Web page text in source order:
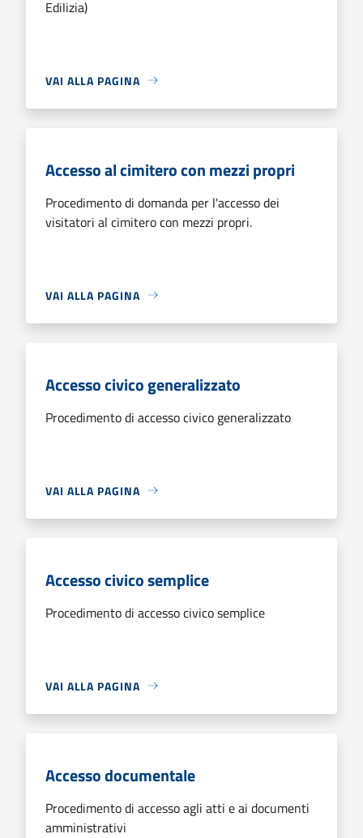
Edilizia)
VAI ALLA PAGINA
Accesso al cimitero con mezzi propri
Procedimento di domanda per l'accesso dei
visitatori al cimitero con mezzi propri.
VAI ALLA PAGINA
Accesso civico generalizzato
Procedimento di accesso civico generalizzato
VAI ALLA PAGINA
Accesso civico semplice
Procedimento di accesso civico semplice
VAI ALLA PAGINA
Accesso documentale
Procedimento di accesso agli atti e ai documenti
amministrativi